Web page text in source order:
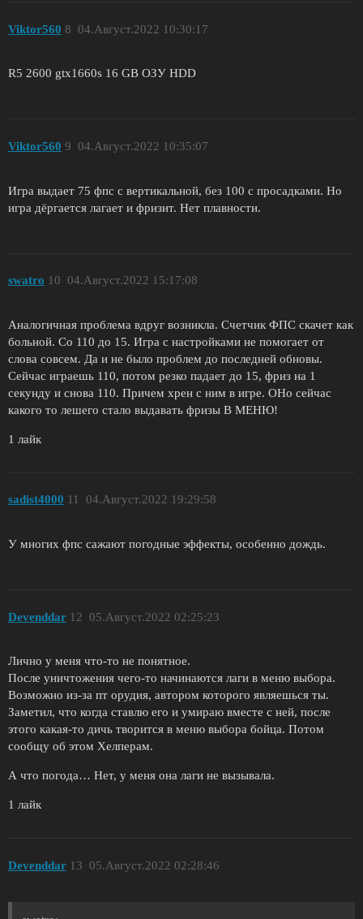
Viktor560 04.Август.2022 10:30:17
8
R5 2600 gtx1660s 16 GB ОЗУ HDD
Viktor560 04.Август.2022 10:35:07
9
Игра выдает 75 фпс с вертикальной, без 100 с просадками. Но
игра дёргается лагает и фризит. Нет плавности.
swatro 04.Август.2022 15:17:08
10
Аналогичная проблема вдруг возникла. Счетчик ФПС скачет как
больной. Со 110 до 15. Игра с настройками не помогает от
слова совсем. Да и не было проблем до последней обновы.
Сейчас играешь 110, потом резко падает до 15, фриз на 1
секунду и снова 110. Причем хрен с ним в игре. ОНо сейчас
какого то лешего стало выдавать фризы В МЕНЮ!
1 лайк
sadist4000 04.Август.2022 19:29:58
11
У многих фпс сажают погодные эффекты, особенно дождь.
Devenddar 05.Август.2022 02:25:23
12
Лично у меня что-то не понятное.
После уничтожения чего-то начинаются лаги в меню выбора.
Возможно из-за пт орудия, автором которого являешься ты.
Заметил, что когда ставлю его и умираю вместе с ней, после
этого какая-то дичь творится в меню выбора бойца. Потом
сообщу об этом Хелперам.
А что погода… Нет, у меня она лаги не вызывала.
1 лайк
Devenddar 05.Август.2022 02:28:46
13